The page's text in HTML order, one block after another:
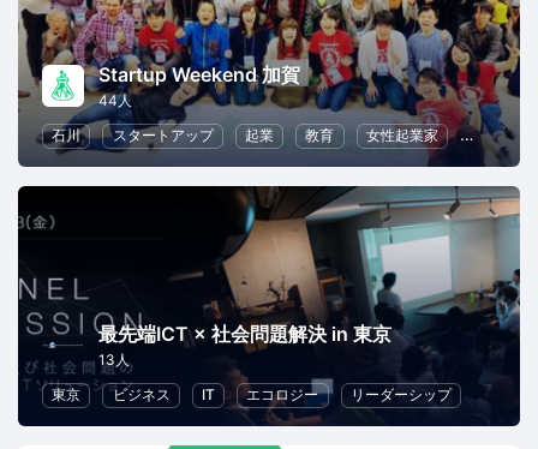
Startup Weekend 加賀
44人
石川
スタートアップ 起業 教育 女性起業家 リーダー
最先端ICT × 社会問題解決 in 東京
13人
東京
ビジネス IT エコロジー リーダーシップ